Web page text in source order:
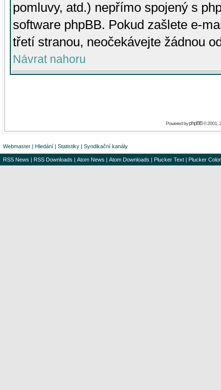
pomluvy, atd.) nepřímo spojený s
software phpBB. Pokud zašlete e-
třetí stranou, neočekávejte žádnou
Návrat nahoru
Powered byphpBB© 2001,
Webmaster | Hledání | Statistiky | Syndikační kanály
RSS News | RSS Downloads | Atom News | Atom Downloads | Plucker Text | Plucker Color